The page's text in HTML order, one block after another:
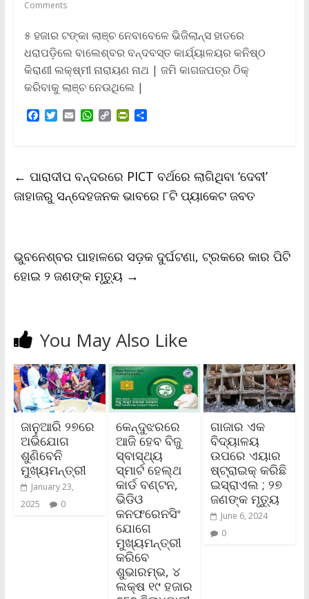
Comments
୫ ହଜାର ଟଙ୍କା ଲାଞ୍ଚ ନେବାବେଳେ ଭିଜିଲାନ୍ସ ହାତରେ
ଧରାପଡ଼ିଲେ ବାଲେଶ୍ବର ବନ୍ଦବସ୍ତ କାର୍ଯ୍ୟାଳୟର କନିଷ୍ଠ
କିରାଣୀ ଲକ୍ଷ୍ମୀ ନାରାୟଣ ନାଥ | ଜମି କାଗଜପତ୍ର ଠିକ୍‌
କରିବାକୁ ଲାଞ୍ଚ ନେଉଥିଲେ |
F
o
o
k
T
e
r
E
W
A
p
p
C
i
n
k
P
F
r
i
l
y
S
← ପାରାଦୀପ ବନ୍ଦରରେ PICT ବର୍ଥରେ ଲାଗିଥିବା ‘ଦେବୀ’
ଜାହାଜରୁ ସନ୍ଦେହଜନକ ଭାବରେ ୮ଟି ପ୍ୟାକେଟ ଜବତ
ଭୁବନେଶ୍ବର ପାହାଳରେ ସଡ଼କ ଦୁର୍ଘଟଣା, ଟ୍ରକରେ କାର ପିଟି
ହୋଇ ୨ ଜଣଙ୍କ ମୃତ୍ୟୁ →
You May Also Like
ଜାନୁଆରି ୨୭ରେ
ଅଭିଯୋଗ
ଶୁଣିବେନି
ମୁଖ୍ୟମନ୍ତ୍ରୀ
January 23,
2025
0
କେନ୍ଦୁଝରରେ
ଆଜି ହେବ ବିଜୁ
ସ୍ବାସ୍ଥ୍ୟ
ସ୍ମାର୍ଟ ହେଲ୍‌ଥ
କାର୍ଡ ବଣ୍ଟନ,
ଭିଡିଓ
କନଫରେନସିଂ
ଯୋଗେ
ମୁଖ୍ୟମନ୍ତ୍ରୀ
କରିବେ
ଶୁଭାରମ୍ଭ, ୪
ଲକ୍ଷ ୧୯ ହଜାର
ଗାଜାର ଏକ
ବିଦ୍ୟାଳୟ
ଉପରେ ଏୟାର
ଷ୍ଟ୍ରାଇକ୍ କରିଛି
ଇସ୍ରାଏଲ ; ୨୭
ଜଣଙ୍କ ମୃତ୍ୟୁ
June 6, 2024
0